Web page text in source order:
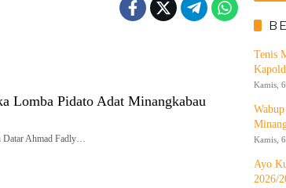
Lomba Pidato Adat Minangkabau
Ahmad Fadly…
Tenis
Kamis,
Kamis,
Ayo
2026/